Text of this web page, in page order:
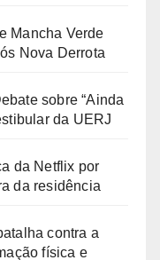
Mancha Verde
Nova Derrota
sobre “Ainda
da UERJ
da Netflix por
da residência
contra a
física e